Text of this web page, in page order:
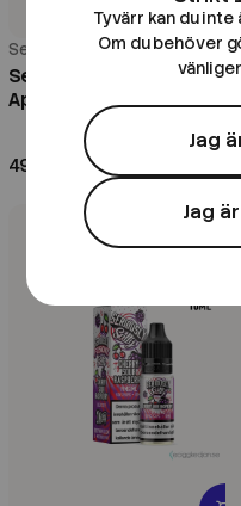
Seriously
Seriously Salty | Frozen
Apple Berry | 10ml E-Juice
49 kr
Tyvärr kan du
Om du behöver
Jag
Jag